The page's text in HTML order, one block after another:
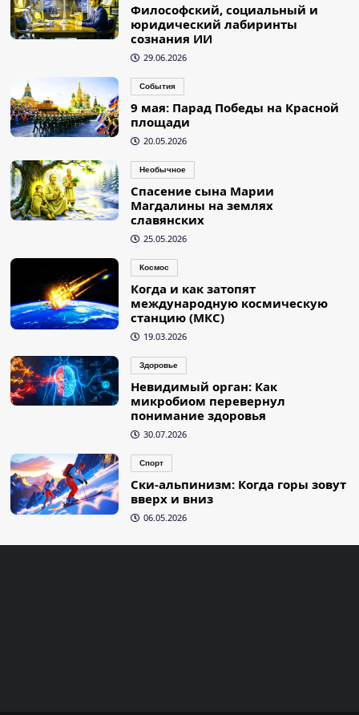
Философский, социальный и
юридический лабиринты
сознания ИИ
29.06.2026
События
9 мая: Парад Победы на Красной
площади
20.05.2026
Необычное
Спасение сына Марии
Магдалины на землях
славянских
25.05.2026
Космос
Когда и как затопят
международную космическую
станцию (МКС)
19.03.2026
Здоровье
Невидимый орган: Как
микробиом перевернул
понимание здоровья
30.07.2026
Спорт
Ски-альпинизм: Когда горы зовут
вверх и вниз
06.05.2026